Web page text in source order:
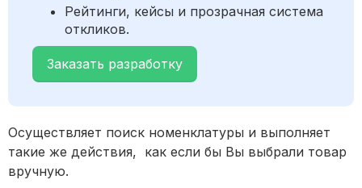
Рейтинги, кейсы и прозрачная система
откликов.
Заказать разработку
Осуществляет поиск номенклатуры и выполняет
такие же действия, как если бы Вы выбрали товар
вручную.